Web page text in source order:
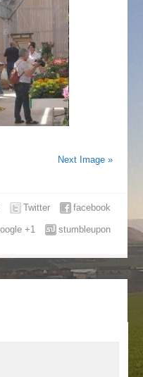
Next Image »
facebook
Twitter
stumbleupon
+1